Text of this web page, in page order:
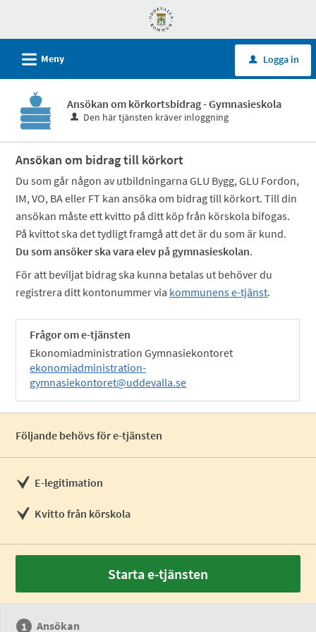
självservice
Uddevalla
kommun
L Meny u Logga in
Ansökan om körkortsbidrag - Gymnasieskola
Den här tjänsten kräver inloggning
Ansökan om bidrag till körkort
Du som går någon av utbildningarna GLU Bygg, GLU Fordon,
IM, VO, BA eller FT kan ansöka om bidrag till körkort. Till din
ansökan måste ett kvitto på ditt köp från körskola bifogas.
På kvittot ska det tydligt framgå att det är du som är kund.
Du som ansöker ska vara elev på gymnasieskolan.
För att beviljat bidrag ska kunna betalas ut behöver du
registrera ditt kontonummer via kommunens e-tjänst.
Frågor om e-tjänsten
Ekonomiadministration Gymnasiekontoret
ekonomiadministration-
gymnasiekontoret@uddevalla.se
Följande behövs för e-tjänsten
E-legitimation
Kvitto från körskola
Starta e-tjänsten
Ansökan